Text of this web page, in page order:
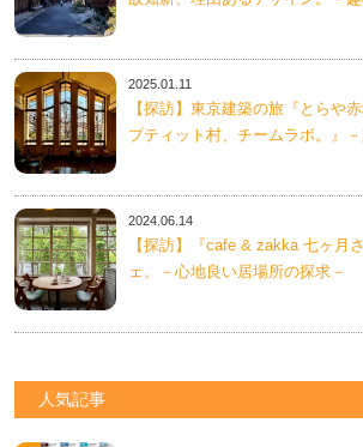
2025.01.11
【探訪】東京建築の旅『とらや
プティット村、チームラボ。』
2024.06.14
【探訪】『cafe & zakka 七ヶ月
ェ。－心地良い居場所の探求－
人気記事